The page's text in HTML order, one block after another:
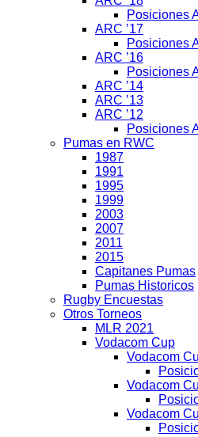
Posiciones
ARC ’17
Posiciones
ARC ’16
Posiciones
ARC ’14
ARC ’13
ARC ’12
Posiciones
Pumas en RWC
1987
1991
1995
1999
2003
2007
2011
2015
Capitanes Pumas
Pumas Historicos
Rugby Encuestas
Otros Torneos
MLR 2021
Vodacom Cup
Vodacom
Vodacom
Vodacom